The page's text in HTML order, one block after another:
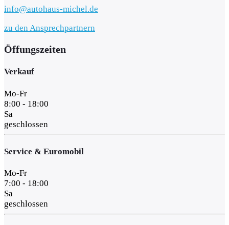
info@autohaus-michel.de
zu den Ansprechpartnern
Öffungszeiten
Verkauf
Mo-Fr
8:00 - 18:00
Sa
geschlossen
Service & Euromobil
Mo-Fr
7:00 - 18:00
Sa
geschlossen